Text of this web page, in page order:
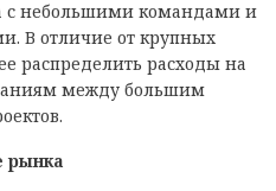
с небольшими командами и
В отличие от крупных
распределить расходы на
между большим
рынка